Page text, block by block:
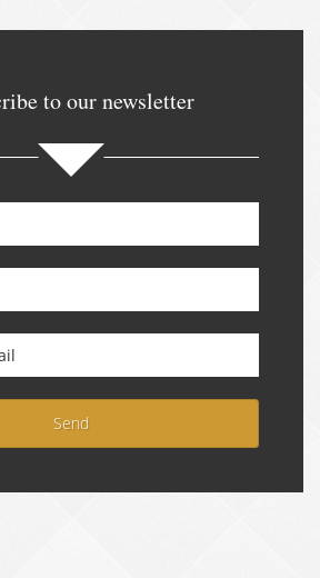
to our newsletter
Send